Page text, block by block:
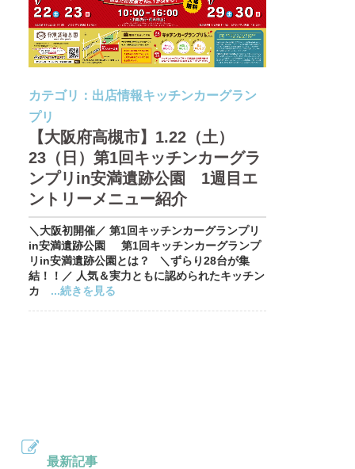
カテゴリ： 出店情報キッチンカーグラン
プリ
【大阪府高槻市】1.22（土）
23（日）第1回キッチンカーグラ
ンプリin安満遺跡公園 1週目エ
ントリーメニュー紹介
＼大阪初開催／ 第1回キッチンカーグランプリ
in安満遺跡公園 第1回キッチンカーグランプ
リin安満遺跡公園とは？ ＼ずらり28台が集
結！！／ 人気＆実力ともに認められたキッチン
カ ...続きを見る
最新記事